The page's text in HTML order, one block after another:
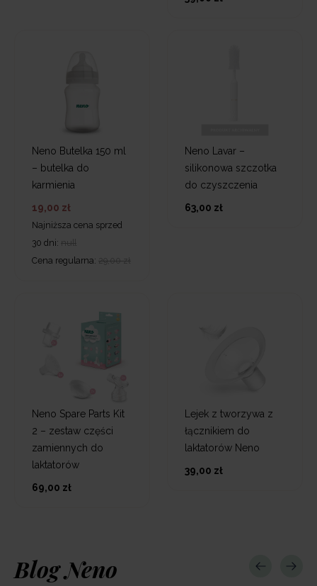
Neno Butelka 150 ml
– butelka do
karmienia
19,00 zł
Najniższa cena sprzed
30 dni: null
Cena regularna: 29,00 zł
Neno Lavar –
silikonowa szczotka
do czyszczenia
63,00 zł
Neno Spare Parts Kit
2 – zestaw części
zamiennych do
laktatorów
69,00 zł
Lejek z tworzywa z
łącznikiem do
laktatorów Neno
39,00 zł
Blog Neno